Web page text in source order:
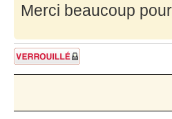
Merci beaucoup
Sujet verrouillé